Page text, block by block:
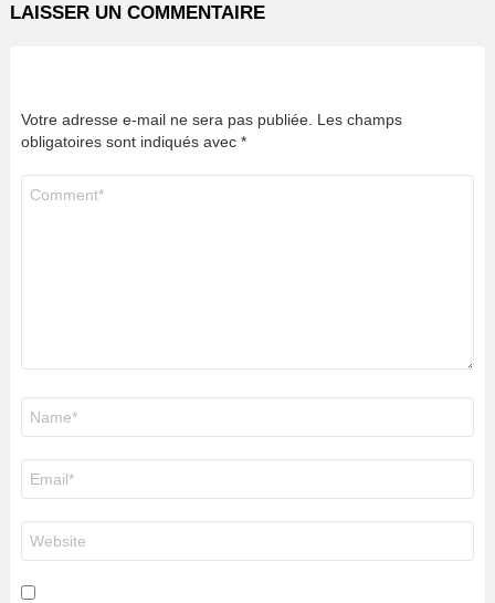
LAISSER UN COMMENTAIRE
Votre adresse e-mail ne sera pas publiée. Les champs
obligatoires sont indiqués avec *
mail
*
web